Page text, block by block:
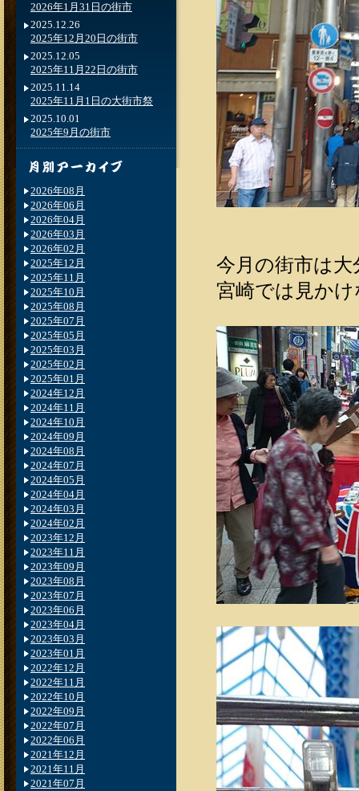
今月の街市は
宮崎では見か
2026年1月31日の街市
2025.12.26
2025年12月20日の街市
2025.12.05
2025年11月22日の街市
2025.11.14
2025年11月1日の大街市祭
2025.10.01
2025年9月の街市
2026年08月
2026年06月
2026年04月
2026年03月
2026年02月
2025年12月
2025年11月
2025年10月
2025年08月
2025年07月
2025年05月
2025年03月
2025年02月
2025年01月
2024年12月
2024年11月
2024年10月
2024年09月
2024年08月
2024年07月
2024年05月
2024年04月
2024年03月
2024年02月
2023年12月
2023年11月
2023年09月
2023年08月
2023年07月
2023年06月
2023年04月
2023年03月
2023年01月
2022年12月
2022年11月
2022年10月
2022年09月
2022年07月
2022年06月
2021年12月
2021年11月
2021年07月